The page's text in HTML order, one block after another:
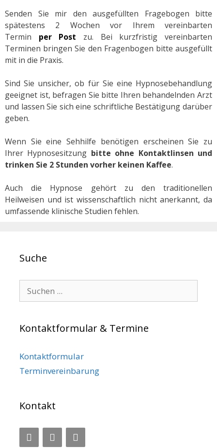
Senden Sie mir den ausgefüllten Fragebogen bitte
spätestens 2 Wochen vor Ihrem vereinbarten
Termin
per Post
zu. Bei kurzfristig vereinbarten
Terminen bringen Sie den Fragenbogen bitte ausgefüllt
mit in die Praxis.
Sind Sie unsicher, ob für Sie eine Hypnosebehandlung
geeignet ist, befragen Sie bitte Ihren behandelnden Arzt
und lassen Sie sich eine schriftliche Bestätigung darüber
geben.
Wenn Sie eine Sehhilfe benötigen erscheinen Sie zu
Ihrer Hypnosesitzung bitte ohne Kontaktlinsen und
trinken Sie 2 Stunden vorher keinen Kaffee.
Auch die Hypnose gehört zu den traditionellen
Heilweisen und ist wissenschaftlich nicht anerkannt, da
umfassende klinische Studien fehlen.
Suche
Search for:
Kontaktformular & Termine
Kontaktformular
Terminvereinbarung
Kontakt